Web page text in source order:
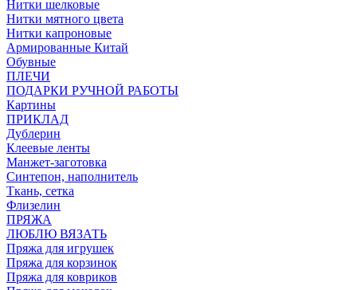
Нитки шелковые
Нитки мятного цвета
Нитки капроновые
Армированные Китай
Обувные
ПЛЕЧИ
ПОДАРКИ РУЧНОЙ РАБОТЫ
Картины
ПРИКЛАД
Дублерин
Клеевые ленты
Манжет-заготовка
Синтепон, наполнитель
Ткань, сетка
Флизелин
ПРЯЖА
ЛЮБЛЮ ВЯЗАТЬ
Пряжа для игрушек
Пряжа для корзинок
Пряжа для ковриков